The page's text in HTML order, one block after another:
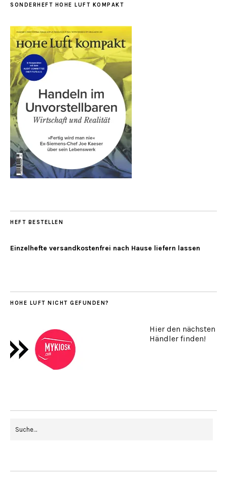
SONDERHEFT HOHE LUFT KOMPAKT
HEFT BESTELLEN
Einzelhefte versandkostenfrei nach Hause liefern lassen
HOHE LUFT NICHT GEFUNDEN?
Hier den nächsten
Händler finden!